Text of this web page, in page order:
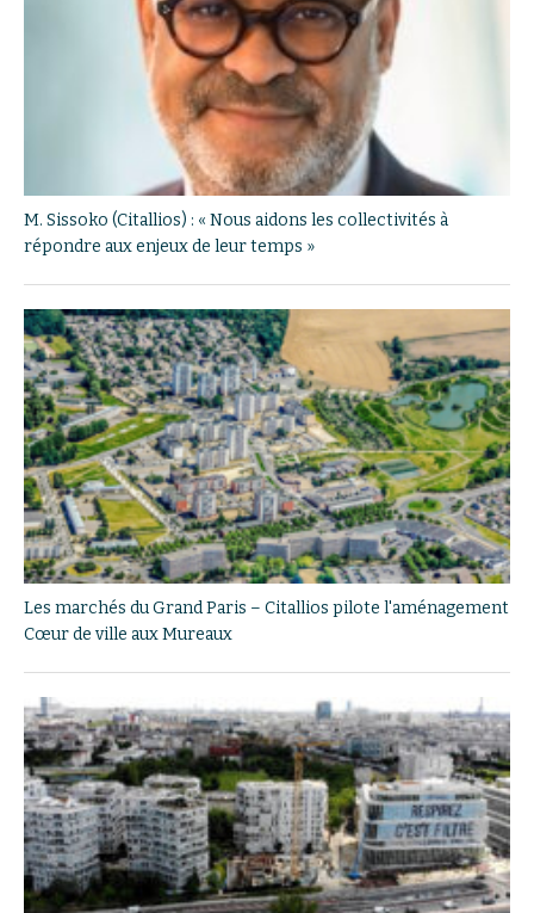
M. Sissoko (Citallios) : « Nous aidons les collectivités à
répondre aux enjeux de leur temps »
Les marchés du Grand Paris – Citallios pilote l'aménagement
Cœur de ville aux Mureaux